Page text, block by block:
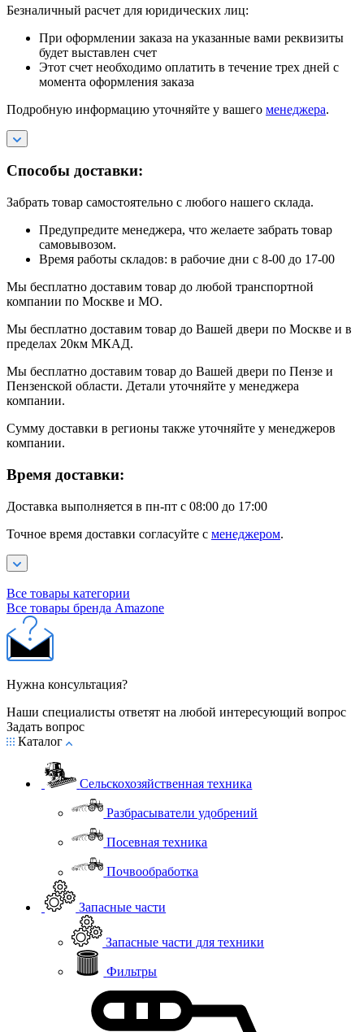
Безналичный расчет для юридических лиц:
При оформлении заказа на указанные вами реквизиты
будет выставлен счет
Этот счет необходимо оплатить в течение трех дней с
момента оформления заказа
Подробную информацию уточняйте у вашего менеджера.
Способы доставки:
Забрать товар самостоятельно с любого нашего склада.
Предупредите менеджера, что желаете забрать товар
самовывозом.
Время работы складов: в рабочие дни с 8-00 до 17-00
Мы бесплатно доставим товар до любой транспортной
компании по Москве и МО.
Мы бесплатно доставим товар до Вашей двери по Москве и в
пределах 20км МКАД.
Мы бесплатно доставим товар до Вашей двери по Пензе и
Пензенской области. Детали уточняйте у менеджера
компании.
Сумму доставки в регионы также уточняйте у менеджеров
компании.
Время доставки:
Доставка выполняется в пн-пт с 08:00 до 17:00
Точное время доставки согласуйте с менеджером.
Все товары категории
Все товары бренда Amazone
Нужна консультация?
Наши специалисты ответят на любой интересующий вопрос
Задать вопрос
Каталог
Сельскохозяйственная техника
Разбрасыватели удобрений
Посевная техника
Почвообработка
Запасные части
Запасные части для техники
Фильтры